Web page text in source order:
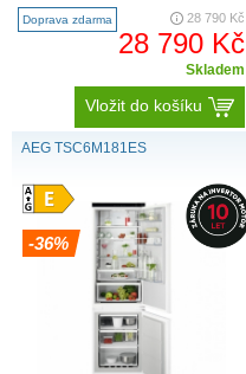
kvalitu potravin a omezuje plýtvání
díky zajištění..
Doprava zdarma 28 790 Kč
28 790 Kč
Skladem
Vložit do košíku
AEG TSC6M181ES
-36%